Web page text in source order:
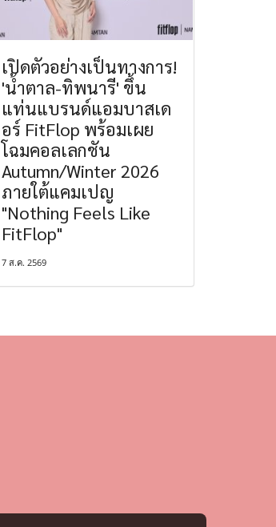
เปิดตัวอย่างเป็นทางการ!
'น้ำตาล-ทิพนารี' ขึ้น
แท่นแบรนด์แอมบาสเด
อร์ FitFlop พร้อมเผย
โฉมคอลเลกชัน
Autumn/Winter 2026
ภายใต้แคมเปญ
"Nothing Feels Like
FitFlop"
7 ส.ค. 2569